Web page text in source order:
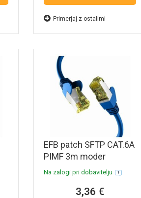
Primerjaj z ostalimi
EFB patch SFTP CAT.6A
PIMF 3m moder
Na zalogi pri dobavitelju
3,36 €